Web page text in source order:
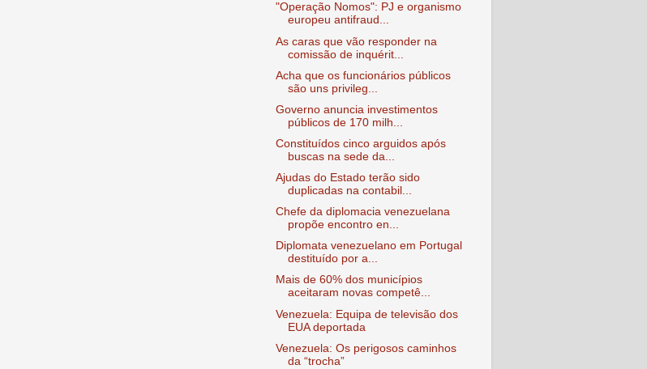
"Operação Nomos": PJ e organismo
europeu antifraud...
As caras que vão responder na
comissão de inquérit...
Acha que os funcionários públicos
são uns privileg...
Governo anuncia investimentos
públicos de 170 milh...
Constituídos cinco arguidos após
buscas na sede da...
Ajudas do Estado terão sido
duplicadas na contabil...
Chefe da diplomacia venezuelana
propõe encontro en...
Diplomata venezuelano em Portugal
destituído por a...
Mais de 60% dos municípios
aceitaram novas competê...
Venezuela: Equipa de televisão dos
EUA deportada
Venezuela: Os perigosos caminhos
da “trocha”